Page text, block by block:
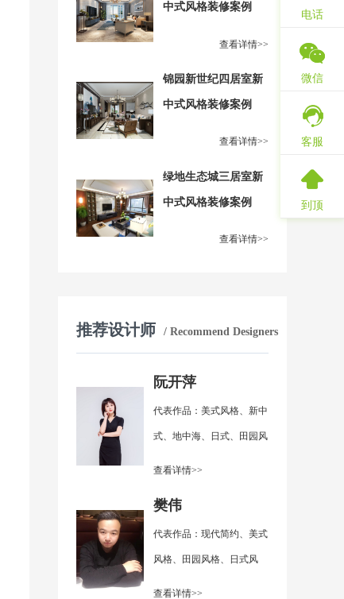
中式风格装修案例
查看详情>>
锦园新世纪四居室新
中式风格装修案例
查看详情>>
绿地生态城三居室新
中式风格装修案例
查看详情>>
推荐设计师 / Recommend Designers
阮开萍
代表作品：美式风格、新中
式、地中海、日式、田园风
查看详情>>
樊伟
代表作品：现代简约、美式
风格、田园风格、日式风
查看详情>>
电话
微信
客服
到顶